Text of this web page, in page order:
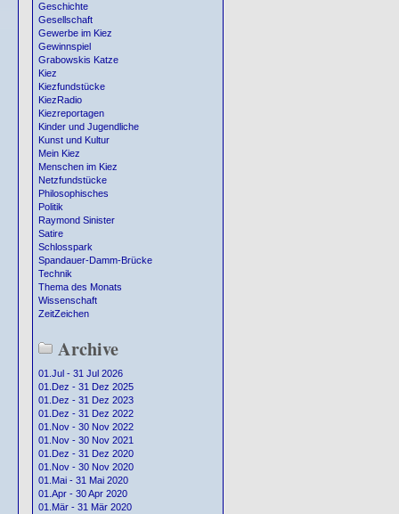
Geschichte
Gesellschaft
Gewerbe im Kiez
Gewinnspiel
Grabowskis Katze
Kiez
Kiezfundstücke
KiezRadio
Kiezreportagen
Kinder und Jugendliche
Kunst und Kultur
Mein Kiez
Menschen im Kiez
Netzfundstücke
Philosophisches
Politik
Raymond Sinister
Satire
Schlosspark
Spandauer-Damm-Brücke
Technik
Thema des Monats
Wissenschaft
ZeitZeichen
Archive
01.Jul - 31 Jul 2026
01.Dez - 31 Dez 2025
01.Dez - 31 Dez 2023
01.Dez - 31 Dez 2022
01.Nov - 30 Nov 2022
01.Nov - 30 Nov 2021
01.Dez - 31 Dez 2020
01.Nov - 30 Nov 2020
01.Mai - 31 Mai 2020
01.Apr - 30 Apr 2020
01.Mär - 31 Mär 2020